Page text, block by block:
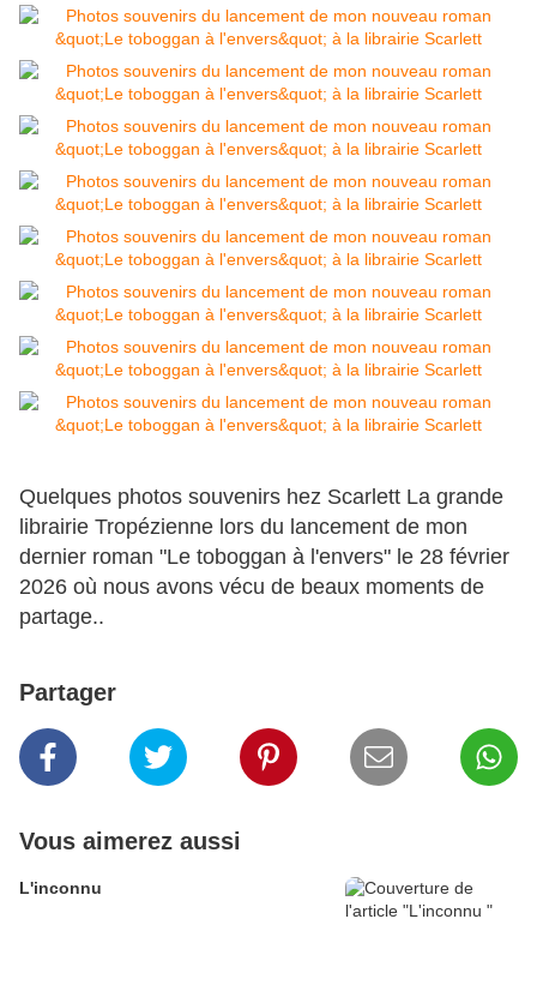
Quelques photos souvenirs hez Scarlett La grande
librairie Tropézienne lors du lancement de mon
dernier roman "Le toboggan à l'envers" le 28 février
2026 où nous avons vécu de beaux moments de
partage..
Partager
Vous aimerez aussi
L'inconnu